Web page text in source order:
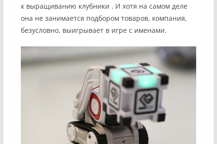
квыращиванию клубники . И хотя на самом деле
она не занимается подбором товаров, компания,
безусловно, выигрывает в игре с именами.